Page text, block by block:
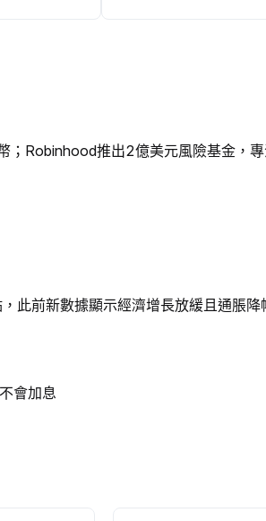
；Robinhood推出2億美元風險基金，
此前新數據顯示經濟增長放緩且通脹降
會加息